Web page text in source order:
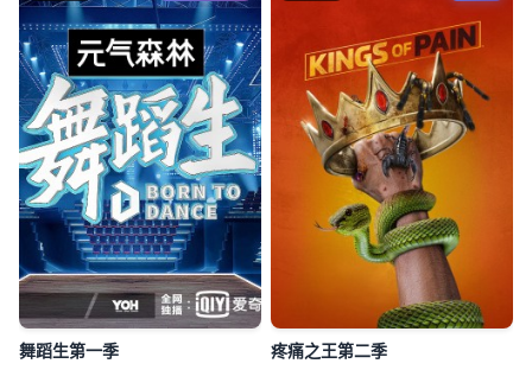
舞蹈生第一季 疼痛之王第二季